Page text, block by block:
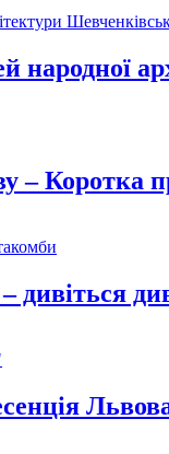
народної
– Коротка
дивіться